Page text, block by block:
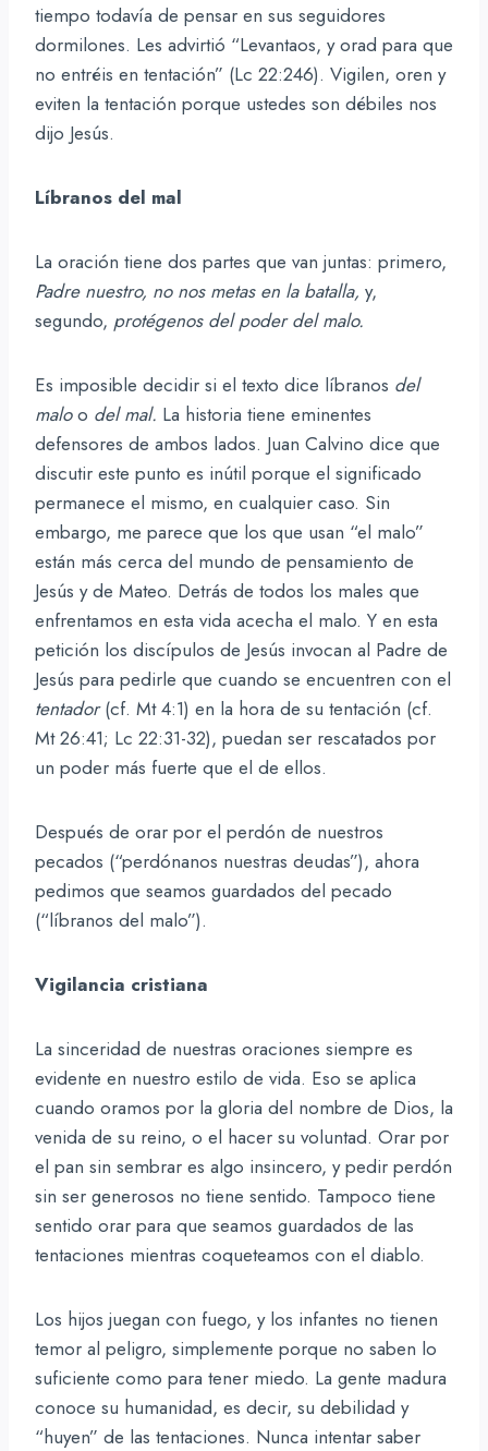
tiempo todavía de pensar en sus seguidores
dormilones. Les advirtió “Levantaos, y orad para que
no entréis en tentación” (Lc 22:246). Vigilen, oren y
eviten la tentación porque ustedes son débiles nos
dijo Jesús.
Líbranos del mal
La oración tiene dos partes que van juntas: primero,
Padre nuestro, no nos metas en la batalla, y,
segundo, protégenos del poder del malo.
Es imposible decidir si el texto dice líbranos del
maloo del mal. La historia tiene eminentes
defensores de ambos lados. Juan Calvino dice que
discutir este punto es inútil porque el significado
permanece el mismo, en cualquier caso. Sin
embargo, me parece que los que usan “el malo”
están más cerca del mundo de pensamiento de
Jesús y de Mateo. Detrás de todos los males que
enfrentamos en esta vida acecha el malo. Y en esta
petición los discípulos de Jesús invocan al Padre de
Jesús para pedirle que cuando se encuentren con el
tentador(cf. Mt 4:1) en la hora de su tentación (cf.
Mt 26:41; Lc 22:31-32), puedan ser rescatados por
un poder más fuerte que el de ellos.
Después de orar por el perdón de nuestros
pecados (“perdónanos nuestras deudas”), ahora
pedimos que seamos guardados del pecado
(“líbranos del malo”).
Vigilancia cristiana
La sinceridad de nuestras oraciones siempre es
evidente en nuestro estilo de vida. Eso se aplica
cuando oramos por la gloria del nombre de Dios, la
venida de su reino, o el hacer su voluntad. Orar por
el pan sin sembrar es algo insincero, y pedir perdón
sin ser generosos no tiene sentido. Tampoco tiene
sentido orar para que seamos guardados de las
tentaciones mientras coqueteamos con el diablo.
Los hijos juegan con fuego, y los infantes no tienen
temor al peligro, simplemente porque no saben lo
suficiente como para tener miedo. La gente madura
conoce su humanidad, es decir, su debilidad y
“huyen” de las tentaciones. Nunca intentar saber